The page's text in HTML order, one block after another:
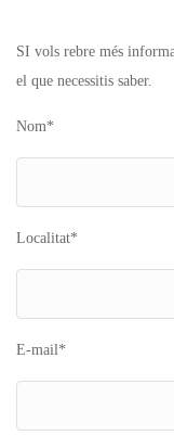
SI vols rebre més
el que necessitis saber.
Nom*
Localitat*
E-mail*